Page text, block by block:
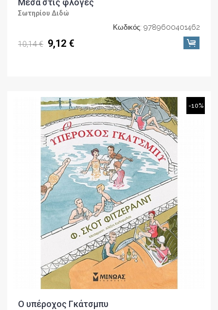
Μέσα στις φλόγες
Σωτηρίου Διδώ
Κωδικός: 9789600401462
10,14 € 9,12 €
-10%
Ο υπέροχος Γκάτσμπυ